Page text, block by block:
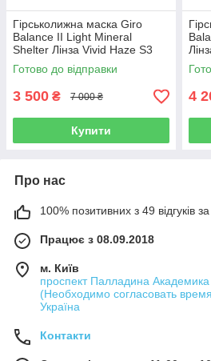
Гірськолижна маска Giro
Balance II Light Mineral
Shelter Лінза Vivid Haze S3
Готово до відправки
3 500 ₴ 7 000 ₴
Купити
4
Про нас
100% позитивних з 49 відгуків за
Працює з 08.09.2018
м. Київ
проспект Палладина
(Необходимо согласовать
Україна
Контакти